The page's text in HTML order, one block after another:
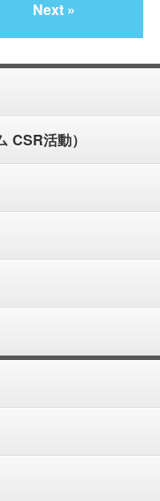
Next »
CSR活動）